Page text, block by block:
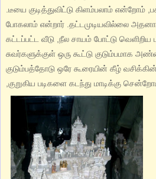
.டீயை குடித்துவிட்டு கிளம்பலாம் என்றோம்
போகலாம் என்றார் .தட்டமுடியவில்லை
கட்டப்பட்ட வீடு ,நீல சாயம் போட்டு
சுவர்களுக்குள் ஒரு கூட்டு குடும்பமாக
குடும்பத்தோடு ஒரே கூரையின் கீழ்
,குறுகிய படிகளை கடந்து மாடிக்கு